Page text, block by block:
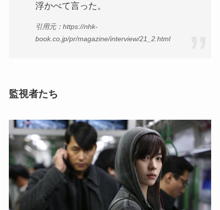
浮かべて言った。
引用元：https://nhk-
book.co.jp/pr/magazine/interview/21_2.html
監視者たち